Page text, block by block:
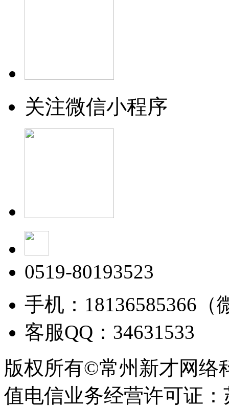
关注微信小程序
0519-80193523
手机：18136585366（
客服QQ：34631533
版权所有©常州新才网络
值电信业务经营许可证